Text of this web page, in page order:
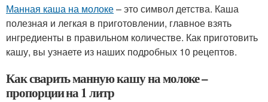
Манная каша на молоке– это символ детства. Каша
полезная и легкая в приготовлении, главное взять
ингредиенты в правильном количестве. Как приготовить
кашу, вы узнаете из наших подробных 10 рецептов.
Как сварить манную кашу на молоке –
пропорции на 1 литр